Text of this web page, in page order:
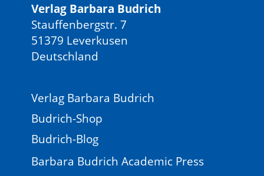
Verlag Barbara Budrich
Stauffenbergstr. 7
51379 Leverkusen
Deutschland
Verlag Barbara Budrich
Budrich-Shop
Budrich-Blog
Barbara Budrich Academic Press